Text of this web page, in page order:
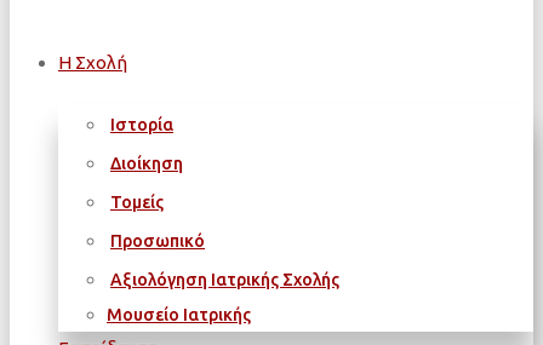
Η Σχολή
Ιστορία
Διοίκηση
Τομείς
Προσωπικό
Αξιολόγηση Ιατρικής Σχολής
Μουσείο Ιατρικής